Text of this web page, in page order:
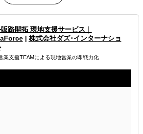
海外進出戦略・事業計画立案
ング
路開拓 現地支援サービス｜
| 株式会社ダズ･インターナショ
業支援TEAMによる現地営業の即戦力化